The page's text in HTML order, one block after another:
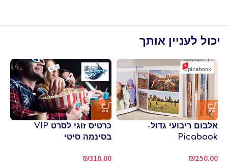
יכול לעניין אותך
אלבום ריבועי גדול-
Picabook
₪250.00
כרטיס זוגי לסרט VIP
בסינמה סיטי
₪318.00